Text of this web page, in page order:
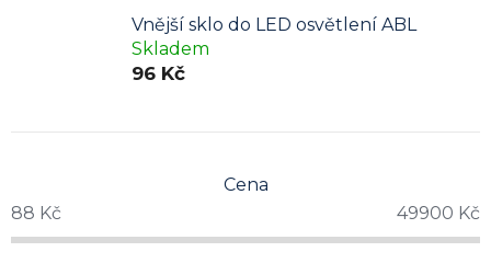
Vnější sklo do LED osvětlení ABL
Skladem
96 Kč
Cena
88 Kč 49900 Kč